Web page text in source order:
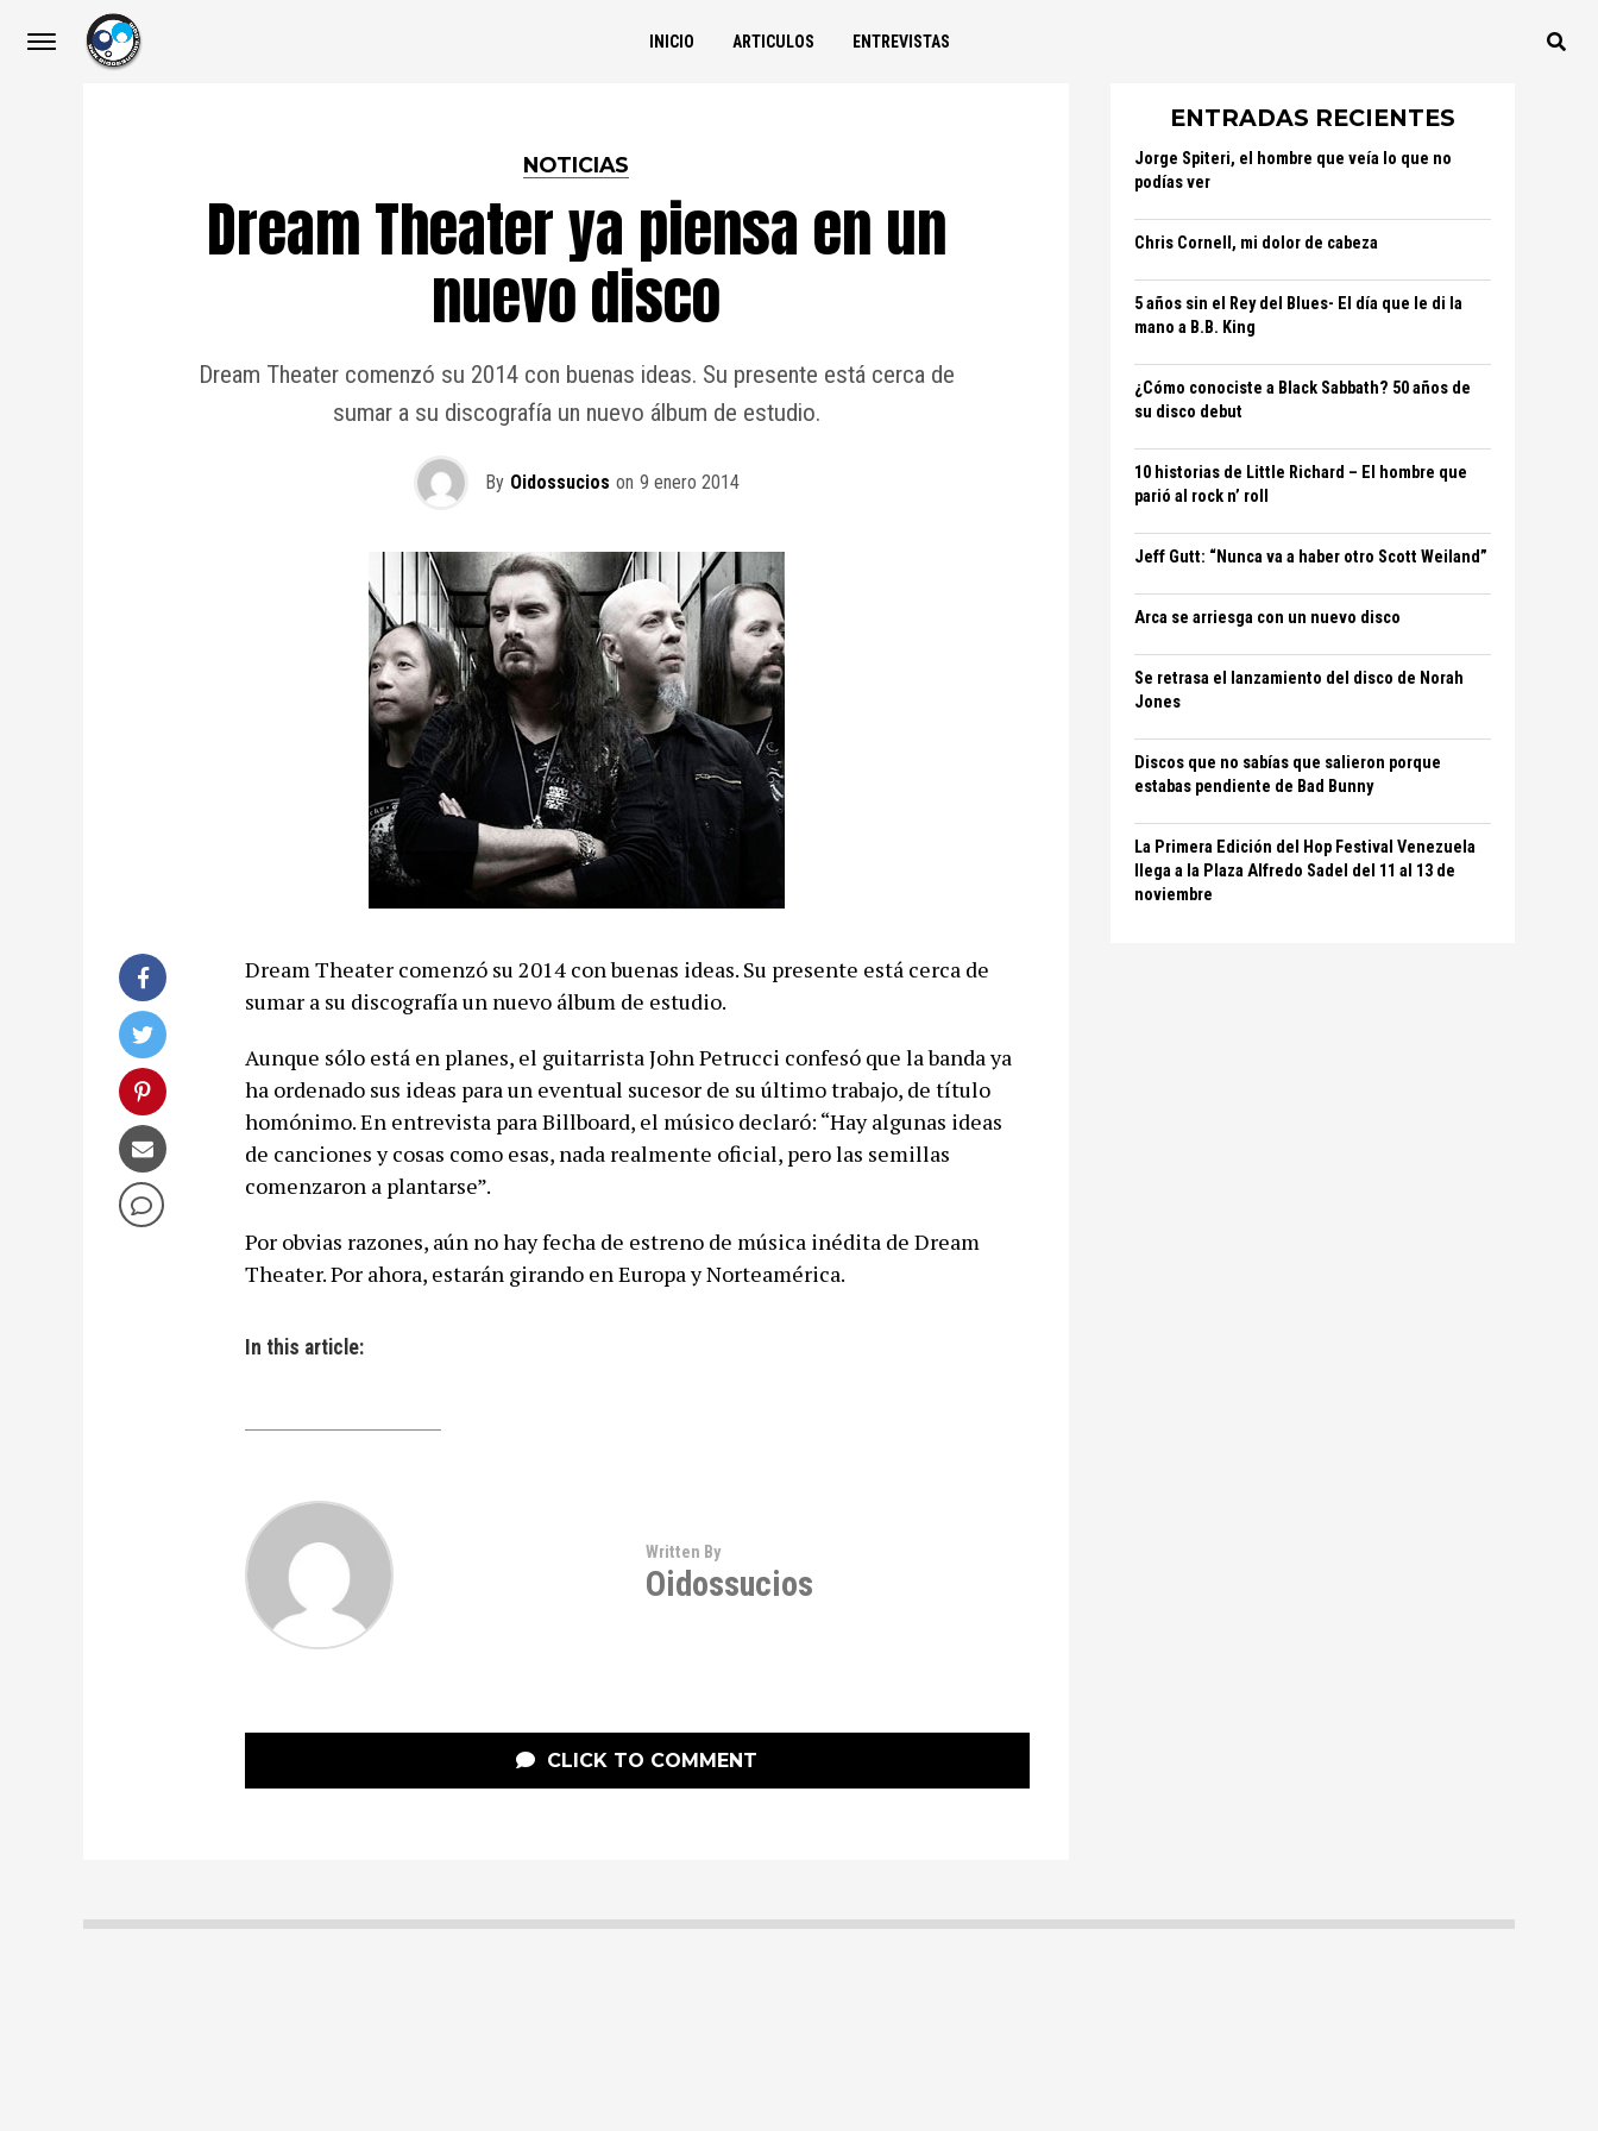
INICIO ARTICULOS ENTREVISTAS
NOTICIAS
Dream Theater ya piensa en un
nuevo disco
Dream Theater comenzó su 2014 con buenas ideas. Su presente está cerca de
sumar a su discografía un nuevo álbum de estudio.
By Oidossucios on 9 enero 2014
Dream Theater comenzó su 2014 con buenas ideas. Su presente está cerca de
sumar a su discografía un nuevo álbum de estudio.
Aunque sólo está en planes, el guitarrista John Petrucci confesó que la banda ya
ha ordenado sus ideas para un eventual sucesor de su último trabajo, de título
homónimo. En entrevista para Billboard, el músico declaró: “Hay algunas ideas
de canciones y cosas como esas, nada realmente oficial, pero las semillas
comenzaron a plantarse”.
Por obvias razones, aún no hay fecha de estreno de música inédita de Dream
Theater. Por ahora, estarán girando en Europa y Norteamérica.
In this article:
Written By
Oidossucios
CLICK TO COMMENT
ENTRADAS RECIENTES
Jorge Spiteri, el hombre que veía lo que no
podías ver
Chris Cornell, mi dolor de cabeza
5 años sin el Rey del Blues- El día que le di la
mano a B.B. King
¿Cómo conociste a Black Sabbath? 50 años de
su disco debut
10 historias de Little Richard – El hombre que
parió al rock n’ roll
Jeff Gutt: “Nunca va a haber otro Scott Weiland”
Arca se arriesga con un nuevo disco
Se retrasa el lanzamiento del disco de Norah
Jones
Discos que no sabías que salieron porque
estabas pendiente de Bad Bunny
La Primera Edición del Hop Festival Venezuela
llega a la Plaza Alfredo Sadel del 11 al 13 de
noviembre